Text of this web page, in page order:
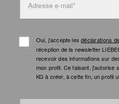
Adresse e-mail*
Oui, j'accepte lesdéclarations
réception de la newsletter
recevoir des informations sur
mon profil. Ce faisant, j'autorise
KG à créer, à cette fin, un profil